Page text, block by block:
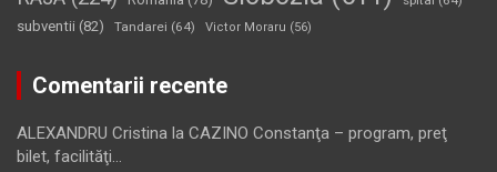
subventii (82) Tandarei (64) Victor Moraru (56)
Comentarii recente
ALEXANDRU Cristina la CAZINO Constanţa – program, preţ
bilet, facilităţi…